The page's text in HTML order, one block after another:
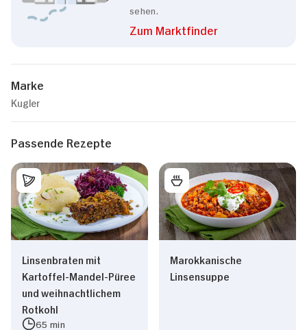
sehen.
Zum Marktfinder
Marke
Kugler
Passende Rezepte
Linsenbraten mit
Kartoffel-Mandel-Püree
und weihnachtlichem
Rotkohl
65 min
Marokkanische
Linsensuppe